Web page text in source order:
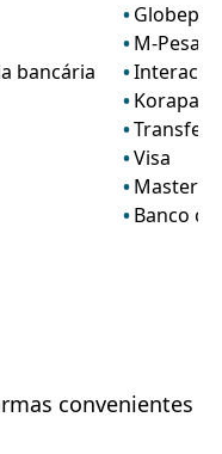
bancária
M-Pesa
Interac
Korapay
Visa
Banco
convenientes